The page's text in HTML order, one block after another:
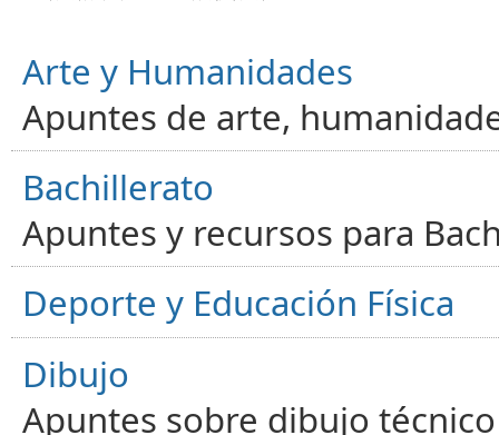
Arte y Humanidades
Apuntes de arte,
Bachillerato
Apuntes y recursos para
Deporte y Educación Física
Dibujo
Apuntes sobre dibujo